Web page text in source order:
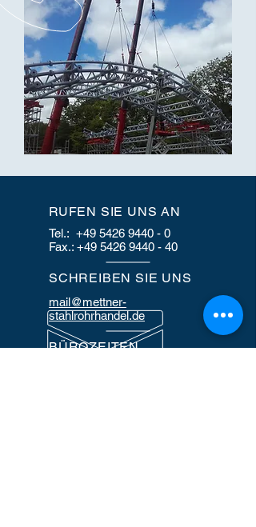
RUFEN SIE UNS AN
Tel.: +49 5426 9440 - 0
Fax.: +49 5426 9440 - 40
SCHREIBEN SIE UNS
mail@mettner-
stahlrohrhandel.de
BÜROZEITEN